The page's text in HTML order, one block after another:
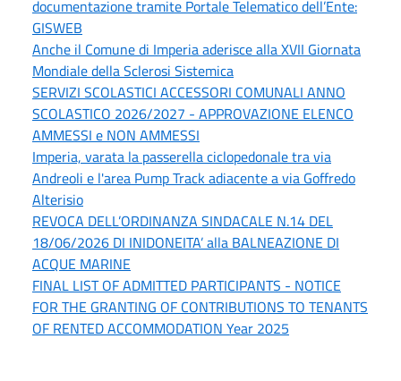
documentazione tramite Portale Telematico dell’Ente:
GISWEB
Anche il Comune di Imperia aderisce alla XVII Giornata
Mondiale della Sclerosi Sistemica
SERVIZI SCOLASTICI ACCESSORI COMUNALI ANNO
SCOLASTICO 2026/2027 - APPROVAZIONE ELENCO
AMMESSI e NON AMMESSI
Imperia, varata la passerella ciclopedonale tra via
Andreoli e l'area Pump Track adiacente a via Goffredo
Alterisio
REVOCA DELL’ORDINANZA SINDACALE N.14 DEL
18/06/2026 DI INIDONEITA’ alla BALNEAZIONE DI
ACQUE MARINE
FINAL LIST OF ADMITTED PARTICIPANTS - NOTICE
FOR THE GRANTING OF CONTRIBUTIONS TO TENANTS
OF RENTED ACCOMMODATION Year 2025